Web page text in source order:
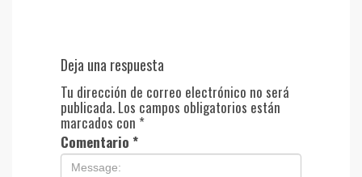
Deja una respuesta
Tu dirección de correo electrónico no será
publicada. Los campos obligatorios están
marcados con *
Comentario *